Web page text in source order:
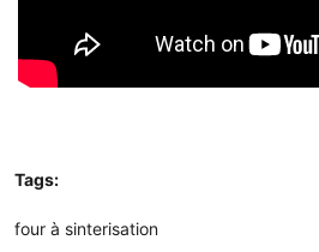
Tags:
four à sinterisation